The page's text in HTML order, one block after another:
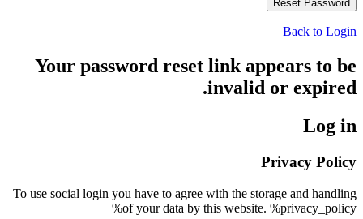
Back to Login
Your password reset link appears to be
invalid or expired.
Log in
Privacy Policy
To use social login you have to agree with the storage and handling
of your data by this website. %privacy_policy%